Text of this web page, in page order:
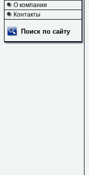
О компании
Контакты
Поиск по сайту